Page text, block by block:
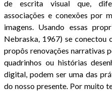
de escrita visual que,
associações e conexões por
imagens. Usando essas
Nebraska, 1967) se conectou
propôs renovações narrativas
quadrinhos ou histórias
digital, podem ser uma das
do nosso presente. Por muito